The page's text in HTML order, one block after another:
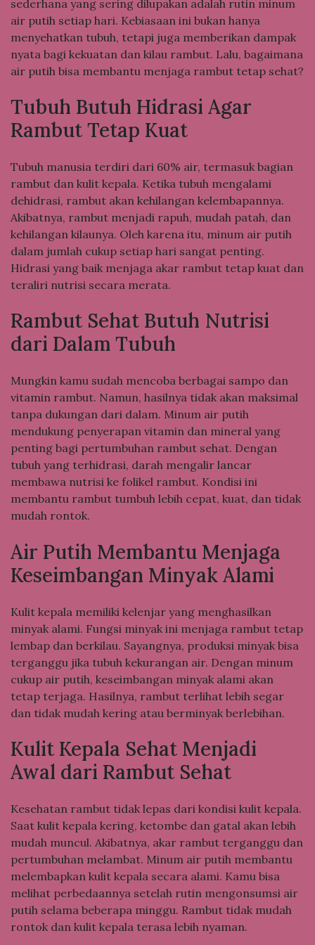
sederhana yang sering dilupakan adalah rutin minum
air putih setiap hari. Kebiasaan ini bukan hanya
menyehatkan tubuh, tetapi juga memberikan dampak
nyata bagi kekuatan dan kilau rambut. Lalu, bagaimana
air putih bisa membantu menjaga rambut tetap sehat?
Tubuh Butuh Hidrasi Agar
Rambut Tetap Kuat
Tubuh manusia terdiri dari 60% air, termasuk bagian
rambut dan kulit kepala. Ketika tubuh mengalami
dehidrasi, rambut akan kehilangan kelembapannya.
Akibatnya, rambut menjadi rapuh, mudah patah, dan
kehilangan kilaunya. Oleh karena itu, minum air putih
dalam jumlah cukup setiap hari sangat penting.
Hidrasi yang baik menjaga akar rambut tetap kuat dan
teraliri nutrisi secara merata.
Rambut Sehat Butuh Nutrisi
dari Dalam Tubuh
Mungkin kamu sudah mencoba berbagai sampo dan
vitamin rambut. Namun, hasilnya tidak akan maksimal
tanpa dukungan dari dalam. Minum air putih
mendukung penyerapan vitamin dan mineral yang
penting bagi pertumbuhan rambut sehat. Dengan
tubuh yang terhidrasi, darah mengalir lancar
membawa nutrisi ke folikel rambut. Kondisi ini
membantu rambut tumbuh lebih cepat, kuat, dan tidak
mudah rontok.
Air Putih Membantu Menjaga
Keseimbangan Minyak Alami
Kulit kepala memiliki kelenjar yang menghasilkan
minyak alami. Fungsi minyak ini menjaga rambut tetap
lembap dan berkilau. Sayangnya, produksi minyak bisa
terganggu jika tubuh kekurangan air. Dengan minum
cukup air putih, keseimbangan minyak alami akan
tetap terjaga. Hasilnya, rambut terlihat lebih segar
dan tidak mudah kering atau berminyak berlebihan.
Kulit Kepala Sehat Menjadi
Awal dari Rambut Sehat
Kesehatan rambut tidak lepas dari kondisi kulit kepala.
Saat kulit kepala kering, ketombe dan gatal akan lebih
mudah muncul. Akibatnya, akar rambut terganggu dan
pertumbuhan melambat. Minum air putih membantu
melembapkan kulit kepala secara alami. Kamu bisa
melihat perbedaannya setelah rutin mengonsumsi air
putih selama beberapa minggu. Rambut tidak mudah
rontok dan kulit kepala terasa lebih nyaman.